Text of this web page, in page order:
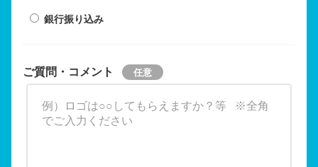
銀行振り込み
ご質問・コメント